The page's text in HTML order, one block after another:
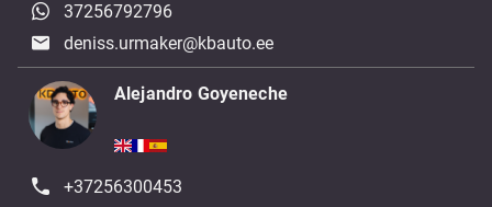
37256792796
deniss.urmaker@kbauto.ee
Alejandro Goyeneche
+37256300453